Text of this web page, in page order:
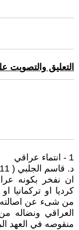
التعليق والتصويت
1 - انتماء عراقي
د. قاسم الجلبي ( 2011 / 10 / 13 - 12:47 )
ان نفخر بكونه
كرديا او تركمانيا
من شىء عن
العراقي ونضاله
منقوصه في العهد